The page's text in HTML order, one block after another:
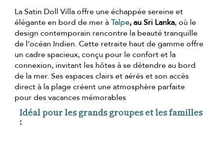
La Satin Doll Villa offre une échappée sereine et
élégante en bord de mer àTalpe, au Sri Lanka, où le
design contemporain rencontre la beauté tranquille
de l'océan Indien. Cette retraite haut de gamme offre
un cadre spacieux, conçu pour le confort et la
connexion, invitant les hôtes à se détendre au bord
de la mer. Ses espaces clairs et aérés et son accès
direct à la plage créent une atmosphère parfaite
pour des vacances mémorables
Idéal pour les grands groupes et les familles
: